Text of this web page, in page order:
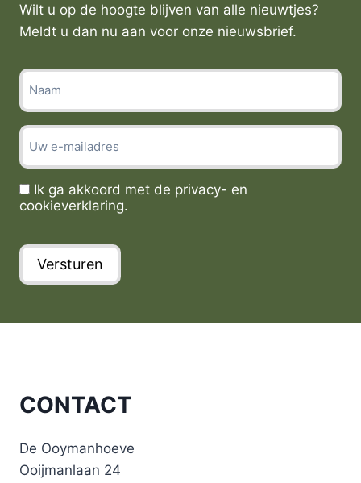
Wilt u op de hoogte blijven van alle nieuwtjes?
Meldt u dan nu aan voor onze nieuwsbrief.
G
e
n
t
t
E
m
a
i
a
d
T
o
s
Ik ga akkoord met de privacy- en
cookieverklaring.
Versturen
CONTACT
De Ooymanhoeve
Ooijmanlaan 24